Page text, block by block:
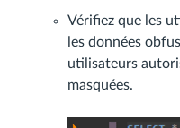
Vérifiez que les
les données
utilisateurs
masquées.